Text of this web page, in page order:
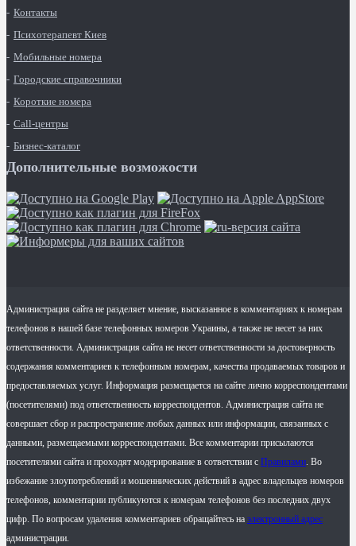
Контакты
Психотерапевт Киев
Мобильные номера
Городские справочники
Короткие номера
Call-центры
Бизнес-каталог
Дополнительные возможости
Администрация сайта не разделяет мнение, высказанное в комментариях к номерам
телефонов в нашей базе телефонных номеров Украины, а также не несет за них
ответственности. Администрация сайта не несет ответственности за достоверность
содержания комментариев к телефонным номерам, качества продаваемых товаров и
предоставляемых услуг. Информация размещается на сайте лично корреспондентами
(посетителями) под ответственность корреспондентов. Администрация сайта не
совершает сбор и распространение любых данных или информации, связанных с
данными, размещаемыми корреспондентами. Все комментарии присылаются
посетителями сайта и проходят модерирование в сответствии с Правилами. Во
избежание злоупотреблений и мошеннических действий в адрес владельцев номеров
телефонов, комментарии публикуются к номерам телефонов без последних двух
цифр. По вопросам удаления комментариев обращайтесь на электронный адрес
администрации.